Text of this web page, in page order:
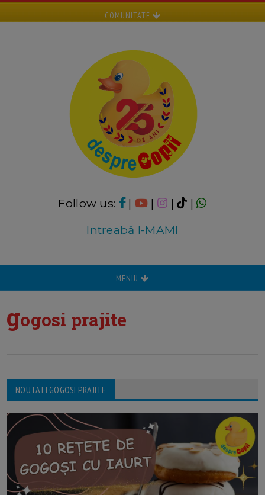
COMUNITATE
Follow us: | | |
|
Intreabă I-MAMI
MENIU
gogosi prajite
NOUTATI GOGOSI PRAJITE